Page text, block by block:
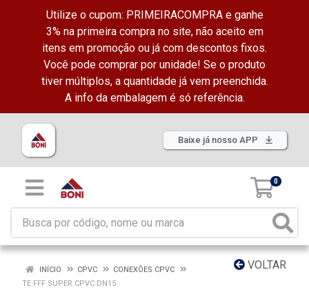
Utilize o cupom: PRIMEIRACOMPRA e ganhe
3% na primeira compra no site, não aceito em
itens em promoção ou já com descontos fixos.
Você pode comprar por unidade! Se o produto
tiver múltiplos, a quantidade já vem preenchida.
A info da embalagem é só referência.
Baixe já nosso APP
0
VOLTAR
INÍCIO CPVC
CONEXÕES CPVC
TE FFF SUPER CPVC DN15